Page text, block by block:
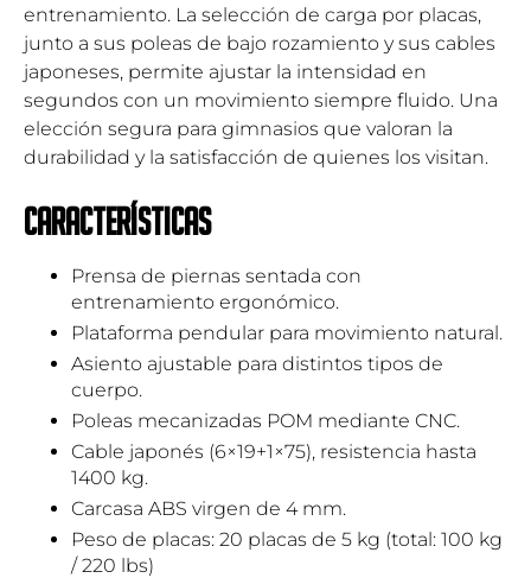
entrenamiento. La selección de carga por placas,
junto a sus poleas de bajo rozamiento y sus cables
japoneses, permite ajustar la intensidad en
segundos con un movimiento siempre fluido. Una
elección segura para gimnasios que valoran la
durabilidad y la satisfacción de quienes los visitan.
Características
Prensa de piernas sentada con
entrenamiento ergonómico.
Plataforma pendular para movimiento natural.
Asiento ajustable para distintos tipos de
cuerpo.
Poleas mecanizadas POM mediante CNC.
Cable japonés (6×19+1×75), resistencia hasta
1400 kg.
Carcasa ABS virgen de 4 mm.
Peso de placas: 20 placas de 5 kg (total: 100 kg
/ 220 lbs)